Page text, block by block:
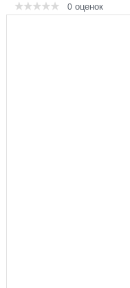
0 оценок
Серверы и СХД